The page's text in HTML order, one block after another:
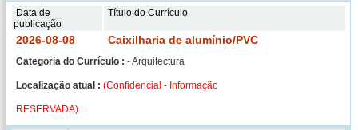
Data de
publicação
Título do Currículo
2026-08-08 Caixilharia de alumínio/PVC
Categoria do Currículo : - Arquitectura
Localização atual : (Confidencial - Informação
RESERVADA)